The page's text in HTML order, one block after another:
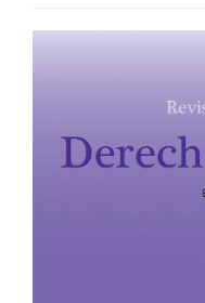
Barra
lateral
artículo